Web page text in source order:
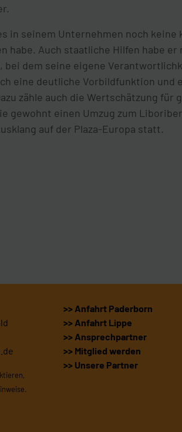
in seinem Unternehmen noch
habe. Auch staatliche Hilfen habe
dem seine eigene
eine deutliche Vorbildfunktion und
zähle auch die Wertschätzung für
gewohnt einen Umzug zum
auf der Plaza-Europa statt.
.
>> Anfahrt Paderborn
>> Anfahrt Lippe
>> Ansprechpartner
>> Mitglied werden
>> Unsere Partner